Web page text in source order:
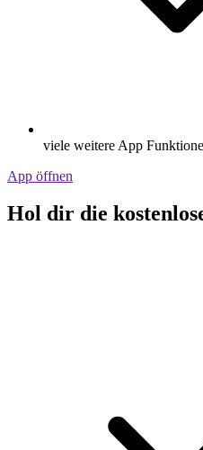
viele weitere App
App öffnen
Hol dir die